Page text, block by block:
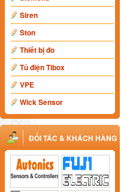
Siren
Ston
Thiết bị đo
Tủ điện Tibox
VPE
Wick Sensor
ĐỐI TÁC & KHÁCH HÀNG